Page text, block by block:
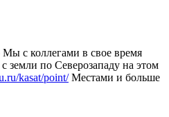
с коллегами в свое время
земли по Северозападу на этом
kasat/point/Местами и больше